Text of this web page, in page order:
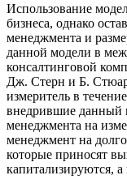
Использование
бизнеса, однако
менеджмента и
данной модели в
консалтинговой
Дж. Стерн и Б.
измеритель в
внедрившие данный
менеджмента на
менеджмент на
которые приносят
капитализируются,